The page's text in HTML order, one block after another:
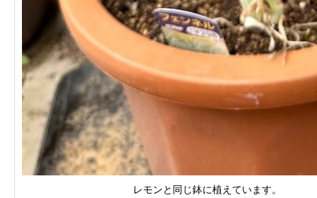
レモンと同じ鉢に植えています。